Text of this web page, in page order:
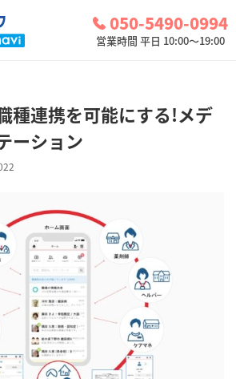
050-5490-0994
営業時間 平日 10:00～19:00
種連携を可能にする!メデ
ーション
ス